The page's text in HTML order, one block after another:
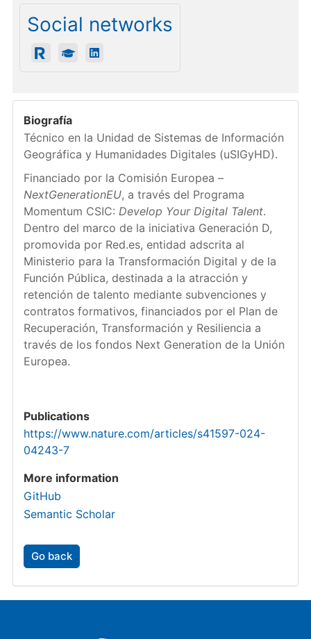
Social networks
Biografía
Técnico en la Unidad de Sistemas de Información
Geográfica y Humanidades Digitales (uSIGyHD).
Financiado por la Comisión Europea –
NextGenerationEU, a través del Programa
Momentum CSIC: Develop Your Digital Talent.
Dentro del marco de la iniciativa Generación D,
promovida por Red.es, entidad adscrita al
Ministerio para la Transformación Digital y de la
Función Pública, destinada a la atracción y
retención de talento mediante subvenciones y
contratos formativos, financiados por el Plan de
Recuperación, Transformación y Resiliencia a
través de los fondos Next Generation de la Unión
Europea.
Publications
https://www.nature.com/articles/s41597-024-
04243-7
More information
GitHub
Semantic Scholar
Go back